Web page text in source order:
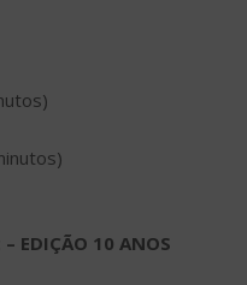
EDIÇÃO 10 ANOS